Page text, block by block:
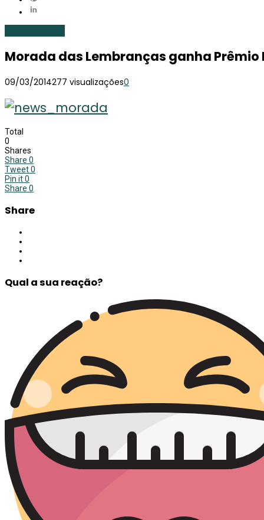
Morada das Lembranças ganha Prêmio
09/03/2014277 visualizações0
Total
0
Shares
Share 0
Tweet0
Pin it0
Share 0
Share
Qual a sua reação?